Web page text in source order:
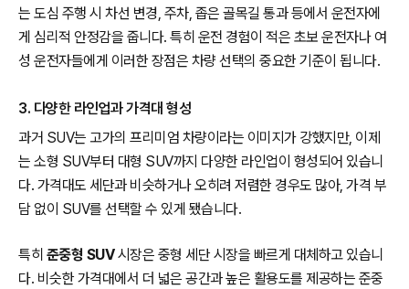
는 도심 주행 시 차선 변경, 주차, 좁은 골목길 통과 등에서 운전자에
게 심리적 안정감을 줍니다. 특히 운전 경험이 적은 초보 운전자나 여
성 운전자들에게 이러한 장점은 차량 선택의 중요한 기준이 됩니다.
3. 다양한 라인업과 가격대 형성
과거 SUV는 고가의 프리미엄 차량이라는 이미지가 강했지만, 이제
는 소형 SUV부터 대형 SUV까지 다양한 라인업이 형성되어 있습니
다. 가격대도 세단과 비슷하거나 오히려 저렴한 경우도 많아, 가격 부
담 없이 SUV를 선택할 수 있게 됐습니다.
특히 준중형 SUV시장은 중형 세단 시장을 빠르게 대체하고 있습니
다. 비슷한 가격대에서 더 넓은 공간과 높은 활용도를 제공하는 준중